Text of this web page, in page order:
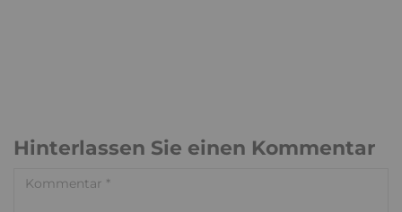
Hinterlassen Sie einen Kommentar